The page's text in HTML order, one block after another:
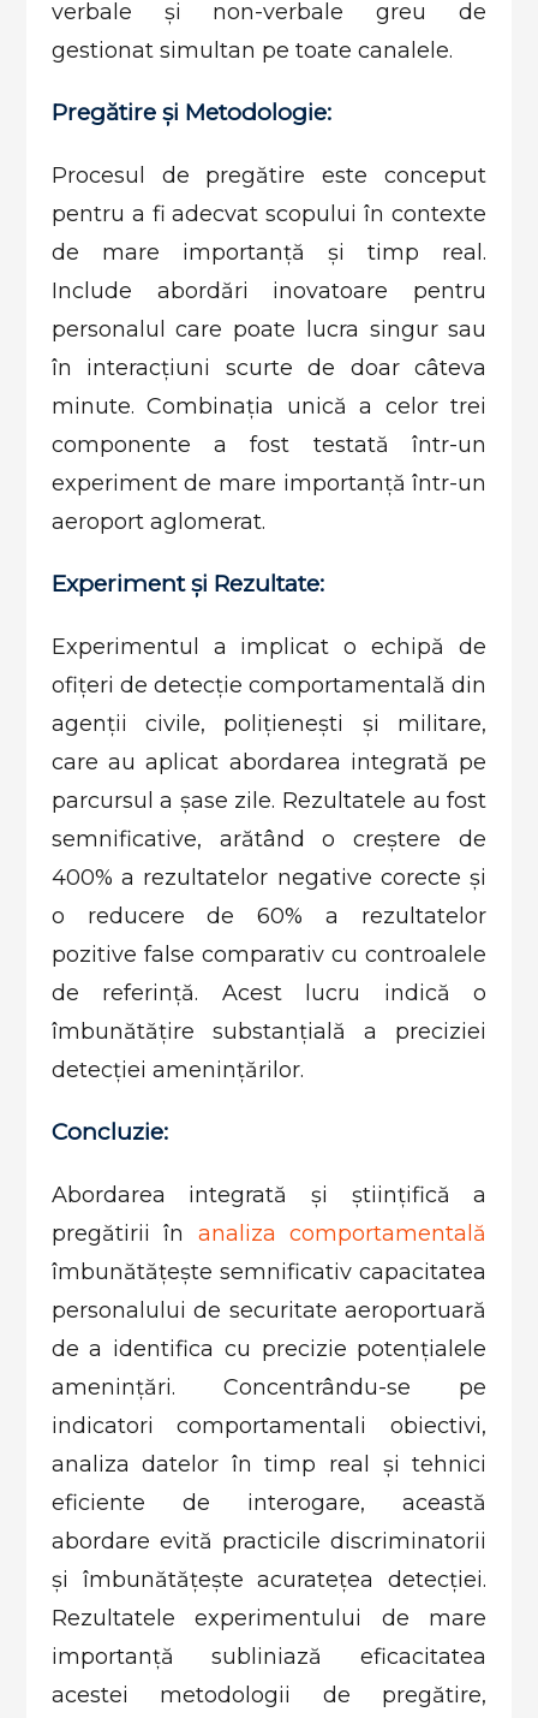
verbale și non-verbale greu de
gestionat simultan pe toate canalele.
Pregătire și Metodologie:
Procesul de pregătire este conceput
pentru a fi adecvat scopului în contexte
de mare importanță și timp real.
Include abordări inovatoare pentru
personalul care poate lucra singur sau
în interacțiuni scurte de doar câteva
minute. Combinația unică a celor trei
componente a fost testată într-un
experiment de mare importanță într-un
aeroport aglomerat.
Experiment și Rezultate:
Experimentul a implicat o echipă de
ofițeri de detecție comportamentală din
agenții civile, polițienești și militare,
care au aplicat abordarea integrată pe
parcursul a șase zile. Rezultatele au fost
semnificative, arătând o creștere de
400% a rezultatelor negative corecte și
o reducere de 60% a rezultatelor
pozitive false comparativ cu controalele
de referință. Acest lucru indică o
îmbunătățire substanțială a preciziei
detecției amenințărilor.
Concluzie:
Abordarea integrată și științifică a
pregătirii în analiza comportamentală
îmbunătățește semnificativ capacitatea
personalului de securitate aeroportuară
de a identifica cu precizie potențialele
amenințări. Concentrându-se pe
indicatori comportamentali obiectivi,
analiza datelor în timp real și tehnici
eficiente de interogare, această
abordare evită practicile discriminatorii
și îmbunătățește acuratețea detecției.
Rezultatele experimentului de mare
importanță subliniază eficacitatea
acestei metodologii de pregătire,